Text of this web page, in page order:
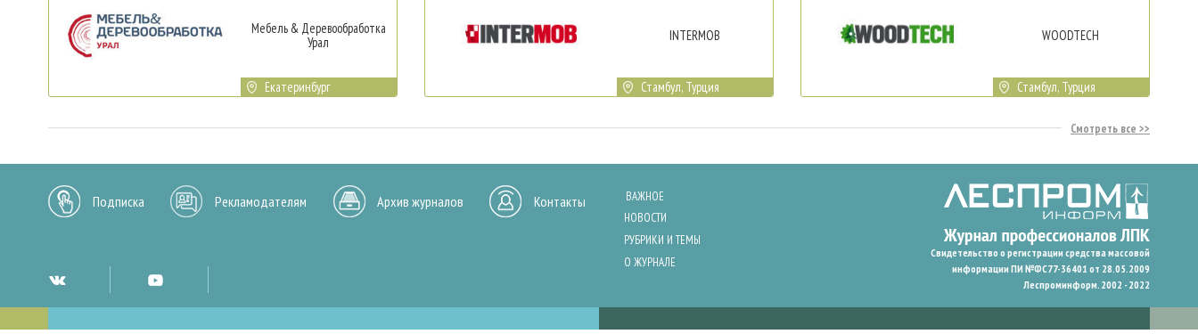
Мебель & Деревообработка
Урал
Екатеринбург
INTERMOB
Стамбул, Турция
WOODTECH
Стамбул, Турция
Смотреть все
Подписка Рекламодателям Архив журналов Контакты
ВАЖНОЕ
НОВОСТИ
РУБРИКИ И ТЕМЫ
О ЖУРНАЛЕ
Свидетельство о регистрации средства массовой
информации ПИ №ФС77-36401 от 28.05.2009
Леспроминформ. 2002 - 2022